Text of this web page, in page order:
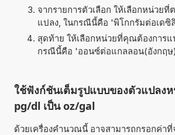
จากรายการตัวเลือก ให้เลือกหน่วย
แปลง, ในกรณีนี้คือ 'พิโกกรัมต่อเดซิ
สุดท้าย ให้เลือกหน่วยที่คุณต้องการแ
กรณีนี้คือ 'ออนซ์ต่อแกลลอน(อังกฤ
ใช้ฟังก์ชันเต็มรูปแบบของตัวแปลง
pg/dl เป็น oz/gal
ด้วยเครื่องคำนวณนี้ อาจสามารถกรอกค่า